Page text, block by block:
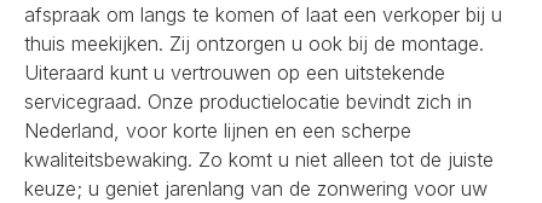
afspraak om langs te komen of laat een verkoper bij u
thuis meekijken. Zij ontzorgen u ook bij de montage.
Uiteraard kunt u vertrouwen op een uitstekende
servicegraad. Onze productielocatie bevindt zich in
Nederland, voor korte lijnen en een scherpe
kwaliteitsbewaking. Zo komt u niet alleen tot de juiste
keuze; u geniet jarenlang van de zonwering voor uw